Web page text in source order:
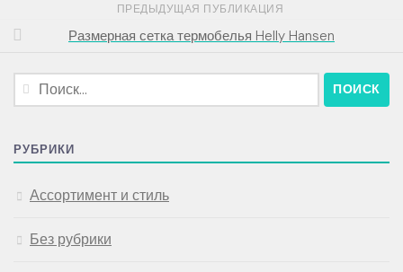
ПРЕДЫДУЩАЯ ПУБЛИКАЦИЯ
Размерная сетка термобелья Helly Hansen
Найти:
РУБРИКИ
Ассортимент и стиль
Без рубрики